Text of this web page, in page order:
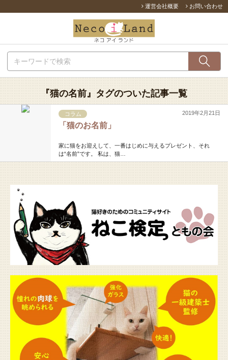
運営会社概要 お問い合わせ
『猫の名前』タグのついた記事一覧
コラム 2019年2月21日
「猫のお名前」
家に猫をお迎えして、一番はじめに与えるプレゼント、それ
は“名前”です。 私は、猫…